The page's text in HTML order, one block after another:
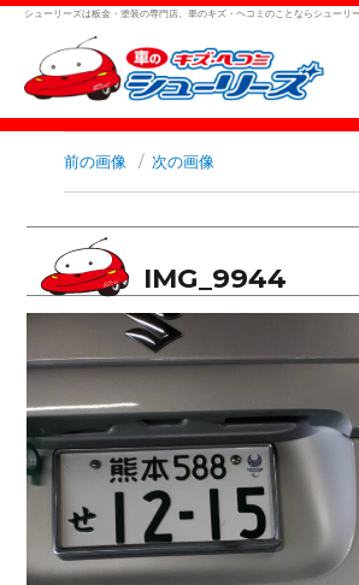
シューリーズは板金・塗装の専門店。車のキズ・ヘコミのことならシューリ
前の画像 次の画像
IMG_9944